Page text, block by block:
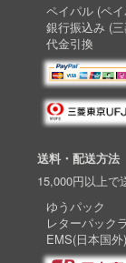
ペイパル (ペ
銀行振込み (
代金引換
送料・配送方法
15,000円以上で
ゆうパッ
レターパック
EMS(日本